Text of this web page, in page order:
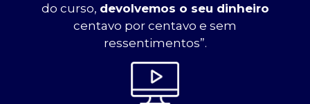
do curso, devolvemos o seu dinheiro
centavo por centavo e sem
ressentimentos”.